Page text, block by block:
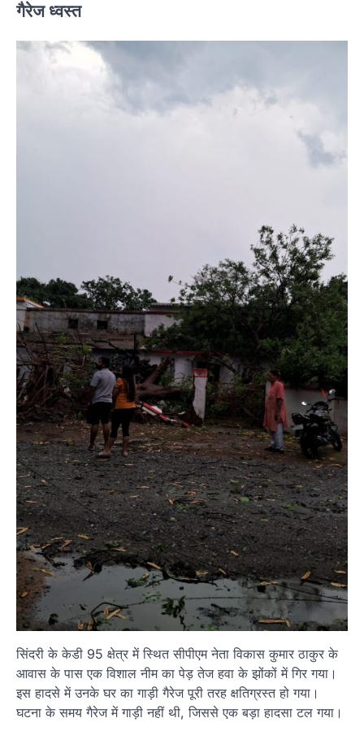
गैरेज ध्वस्त
सिंदरी के केडी 95 क्षेत्र में स्थित सीपीएम नेता विकास कुमार ठाकुर के
आवास के पास एक विशाल नीम का पेड़ तेज हवा के झोंकों में गिर गया।
इस हादसे में उनके घर का गाड़ी गैरेज पूरी तरह क्षतिग्रस्त हो गया।
घटना के समय गैरेज में गाड़ी नहीं थी, जिससे एक बड़ा हादसा टल गया।